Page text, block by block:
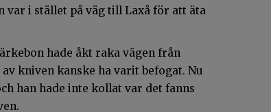
var i stället på väg till Laxå för att äta
hade åkt raka vägen från
kniven kanske ha varit befogat. Nu
han hade inte kollat var det fanns